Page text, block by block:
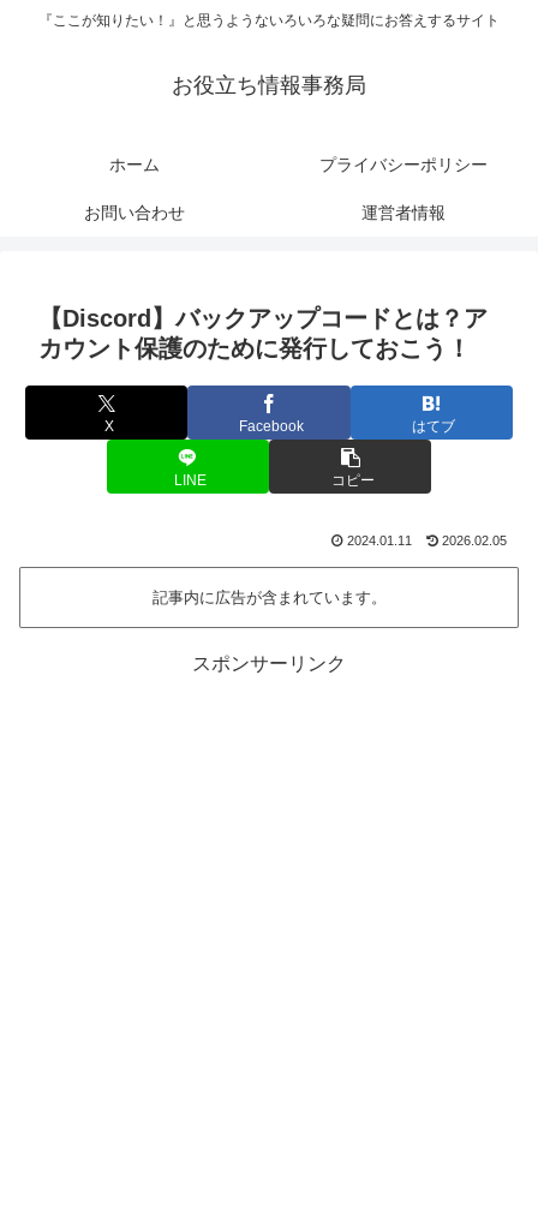
『ここが知りたい！』と思うようないろいろな疑問にお答えするサイト
お役立ち情報事務局
ホーム プライバシーポリシー
お問い合わせ 運営者情報
【Discord】バックアップコードとは？ア
カウント保護のために発行しておこう！
X Facebook はてブ
LINE コピー
2024.01.11 2026.02.05
記事内に広告が含まれています。
スポンサーリンク